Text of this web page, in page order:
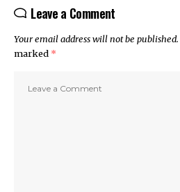
Leave a Comment
Your email address will not be published.
marked *